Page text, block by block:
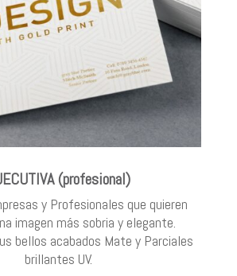
(profesional)
y Profesionales que quieren
imagen más sobria y elegante.
bellos acabados Mate y Parciales
brillantes UV.